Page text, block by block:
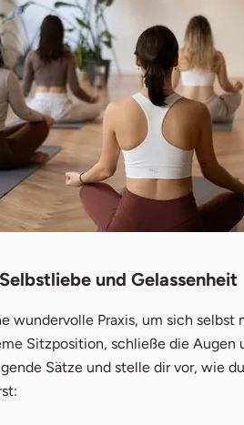
und Gelassenheit
wundervolle Praxis, um sich selbst
Sitzposition, schließe die
Sätze und stelle dir vor, wie